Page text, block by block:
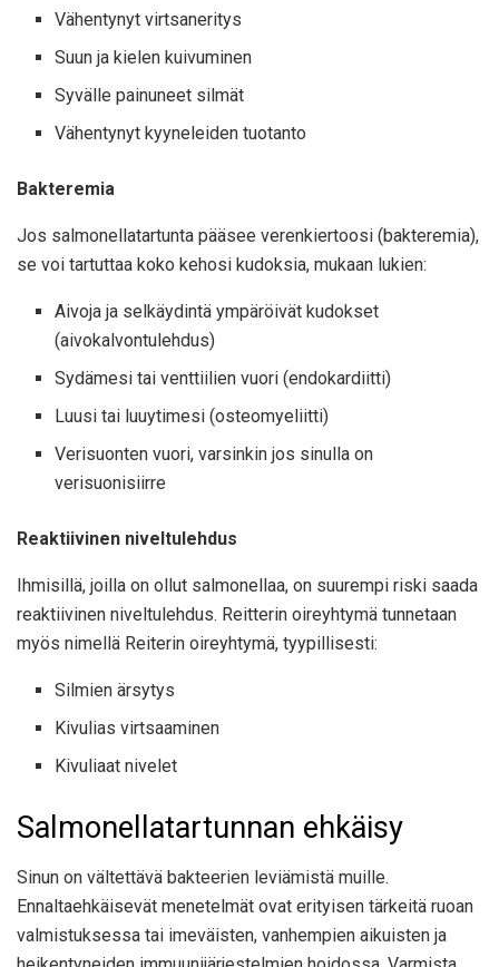
Vähentynyt virtsaneritys
Suun ja kielen kuivuminen
Syvälle painuneet silmät
Vähentynyt kyyneleiden tuotanto
Bakteremia
Jos salmonellatartunta pääsee verenkiertoosi (bakteremia),
se voi tartuttaa koko kehosi kudoksia, mukaan lukien:
Aivoja ja selkäydintä ympäröivät kudokset
(aivokalvontulehdus)
Sydämesi tai venttiilien vuori (endokardiitti)
Luusi tai luuytimesi (osteomyeliitti)
Verisuonten vuori, varsinkin jos sinulla on
verisuonisiirre
Reaktiivinen niveltulehdus
Ihmisillä, joilla on ollut salmonellaa, on suurempi riski saada
reaktiivinen niveltulehdus. Reitterin oireyhtymä tunnetaan
myös nimellä Reiterin oireyhtymä, tyypillisesti:
Silmien ärsytys
Kivulias virtsaaminen
Kivuliaat nivelet
Salmonellatartunnan ehkäisy
Sinun on vältettävä bakteerien leviämistä muille.
Ennaltaehkäisevät menetelmät ovat erityisen tärkeitä ruoan
valmistuksessa tai imeväisten, vanhempien aikuisten ja